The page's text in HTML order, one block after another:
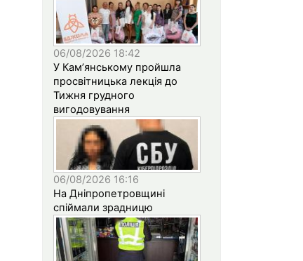
06/08/2026 18:42
У Кам’янському пройшла
просвітницька лекція до
Тижня грудного
вигодовування
06/08/2026 16:16
На Дніпропетровщині
спіймали зрадницю